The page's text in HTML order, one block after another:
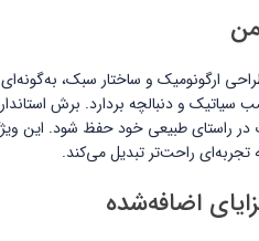
ارگونومیک و ساختار سبک،
سیاتیک و دنبالچه بردارد. برش
در راستای طبیعی خود حفظ شود. این
راحت‌تر تبدیل می‌کند.
اضافه‌شده